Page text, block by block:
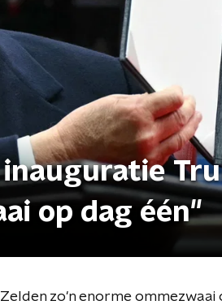
op dag één"
zo'n enorme ommezwaai